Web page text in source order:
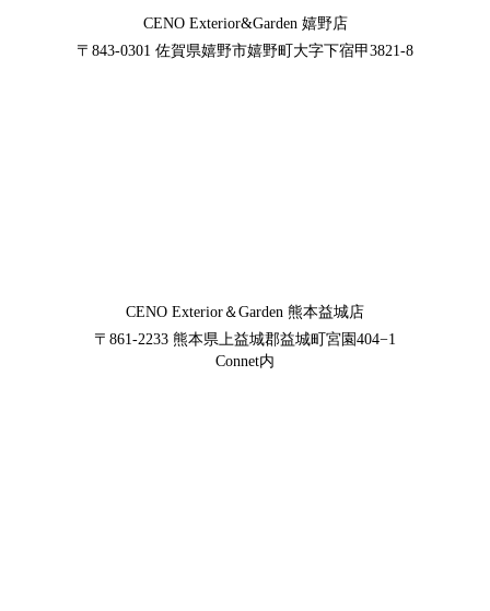
CENO Exterior&Garden 嬉野店
〒843-0301 佐賀県嬉野市嬉野町大字下宿甲3821-8
CENO Exterior＆Garden 熊本益城店
〒861-2233 熊本県上益城郡益城町宮園404−1
Connet内